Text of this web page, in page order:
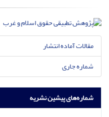
مقالات آماده انتشار
شماره جاری
شماره‌های پیشین نشریه